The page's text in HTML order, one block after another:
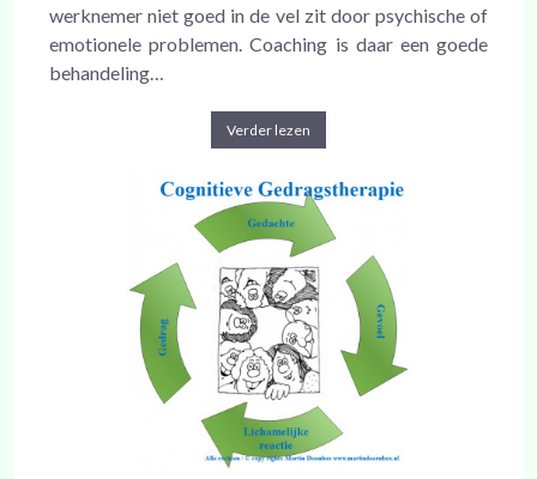
werknemer niet goed in de vel zit door psychische of
emotionele problemen. Coaching is daar een goede
behandeling…
Verder lezen